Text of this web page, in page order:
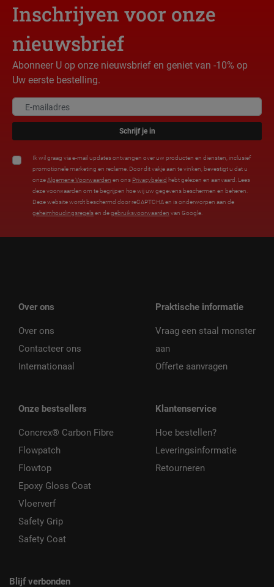
Inschrijven voor onze
nieuwsbrief
Abonneer U op onze nieuwsbrief en geniet van -10% op
Uw eerste bestelling.
Schrijf je in
Ik wil graag via e-mail updates ontvangen over uw producten en diensten, inclusief
promotionele marketing en reclame. Door dit vakje aan te vinken, bevestigt u dat u
onzeAlgemene Voorwaarden en ons Privacybeleid hebt gelezen en aanvaard. Lees
deze voorwaarden om te begrijpen hoe wij uw gegevens beschermen en beheren.
Deze website wordt beschermd door reCAPTCHA en is onderworpen aan de
geheimhoudingsregelsen degebruiksvoorwaarden van Google.
Over ons
Over ons
Contacteer ons
Internationaal
Onze bestsellers
Concrex® Carbon Fibre
Flowpatch
Flowtop
Epoxy Gloss Coat
Vloerverf
Safety Grip
Safety Coat
Praktische informatie
Vraag een staal monster
aan
Offerte aanvragen
Klantenservice
Hoe bestellen?
Leveringsinformatie
Retourneren
Blijf verbonden